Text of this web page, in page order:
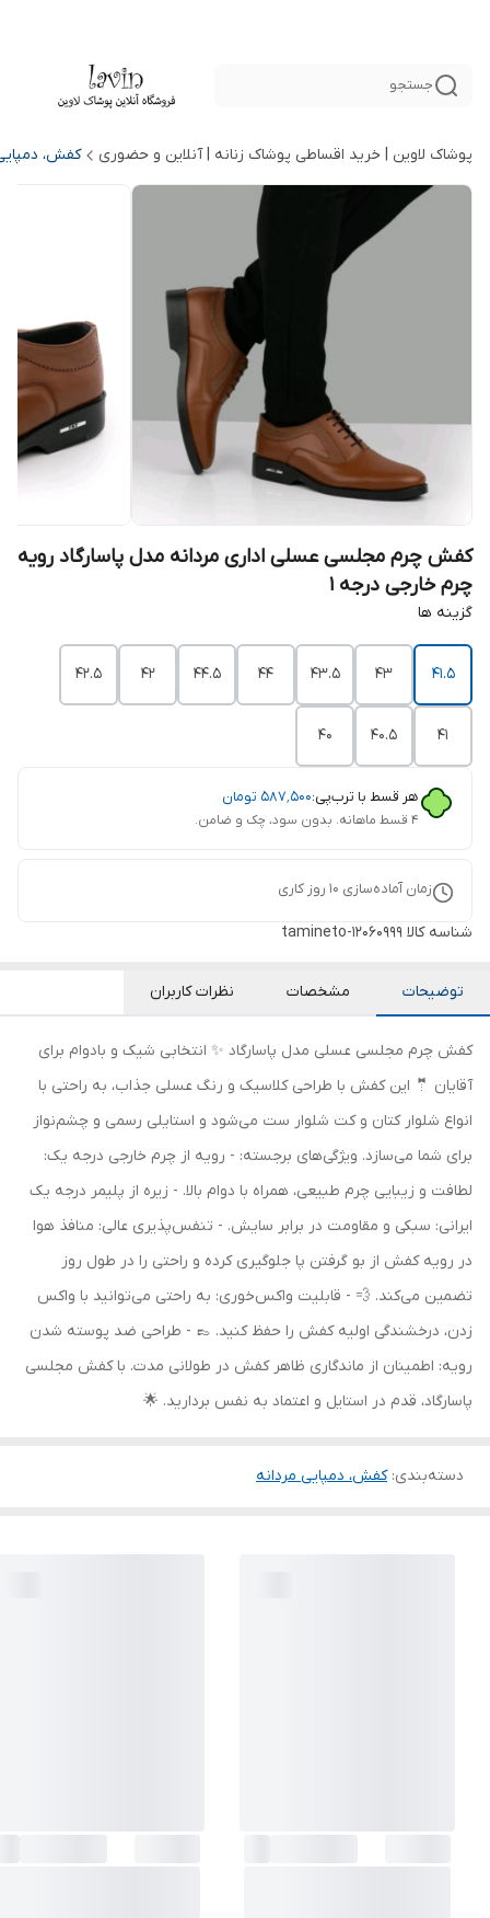
جستجو
پوشاک لاوین | خرید اقساطی پوشاک زنانه | آنلاین و حضوری کفش،
کفش چرم مجلسی عسلی اداری مردانه مدل پاسارگاد رویه
چرم خارجی درجه 1
گزینه ها
41.5
43
43.5
44
44.5
42
42.5
41
40.5
40
هر قسط با ترب‌پی:۵۸۷٬۵۰۰ تومان
۴ قسط ماهانه. بدون سود، چک و ضامن.
زمان آماده‌سازی 10 روز کاری
شناسه کالا tamineto-12060999
توضیحات مشخصات نظرات کاربران
کفش چرم مجلسی عسلی مدل پاسارگاد ✨ انتخابی شیک و بادوام برای
آقایان 🤵 این کفش با طراحی کلاسیک و رنگ عسلی جذاب، به راحتی با
انواع شلوار کتان و کت شلوار ست می‌شود و استایلی رسمی و چشم‌نواز
برای شما می‌سازد. ویژگی‌های برجسته: - رویه از چرم خارجی درجه یک:
لطافت و زیبایی چرم طبیعی، همراه با دوام بالا. - زیره از پلیمر درجه یک
ایرانی: سبکی و مقاومت در برابر سایش. - تنفس‌پذیری عالی: منافذ هوا
در رویه کفش از بو گرفتن پا جلوگیری کرده و راحتی را در طول روز
تضمین می‌کند. 💨 - قابلیت واکس‌خوری: به راحتی می‌توانید با واکس
زدن، درخشندگی اولیه کفش را حفظ کنید. 👞 - طراحی ضد پوسته شدن
رویه: اطمینان از ماندگاری ظاهر کفش در طولانی مدت. با کفش مجلسی
پاسارگاد، قدم در استایل و اعتماد به نفس بردارید. 🌟
دسته‌بندی:کفش، دمپایی مردانه